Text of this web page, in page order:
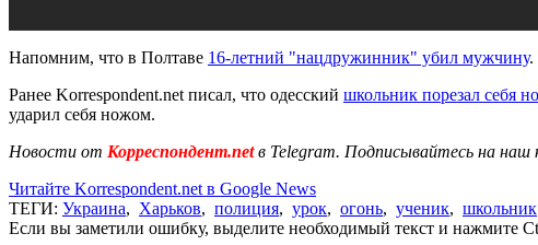
Напомним, что в Полтаве 16-летний "нацдружинник" убил мужчину.
Ранее Korrespondent.net писал, что одесский школьник порезал себя
ударил себя ножом.
Новости от Корреспондент.netв Telegram. Подписывайтесь на наш
Читайте Korrespondent.net в Google News
ТЕГИ: Украина, Харьков, полиция, урок, огонь, ученик, школьник
Если вы заметили ошибку, выделите необходимый текст и нажмите